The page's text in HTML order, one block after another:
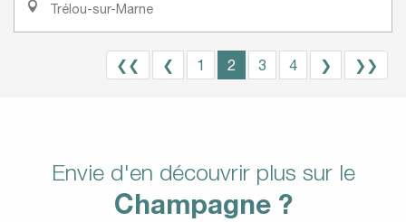
Trélou-sur-Marne
❮❮ ❮ 1 2 3 4 ❯ ❯❯
Envie d'en découvrir plus sur le
Champagne ?